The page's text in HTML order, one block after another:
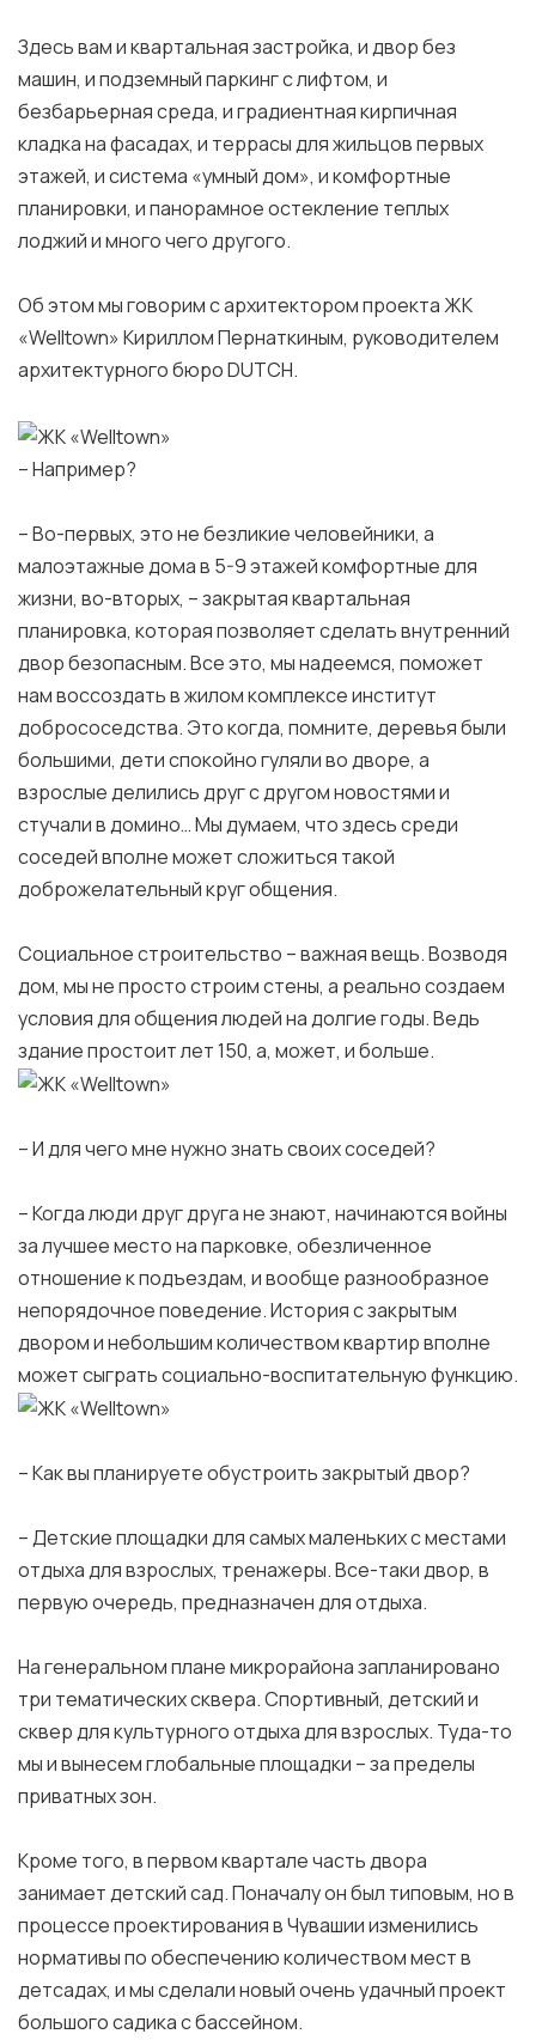
Здесь вам и квартальная застройка, и двор без
машин, и подземный паркинг с лифтом, и
безбарьерная среда, и градиентная кирпичная
кладка на фасадах, и террасы для жильцов первых
этажей, и система «умный дом», и комфортные
планировки, и панорамное остекление теплых
лоджий и много чего другого.
Об этом мы говорим с архитектором проекта ЖК
«Welltown» Кириллом Пернаткиным, руководителем
архитектурного бюро DUTCH.
– Например?
– Во-первых, это не безликие человейники, а
малоэтажные дома в 5-9 этажей комфортные для
жизни, во-вторых, – закрытая квартальная
планировка, которая позволяет сделать внутренний
двор безопасным. Все это, мы надеемся, поможет
нам воссоздать в жилом комплексе институт
добрососедства. Это когда, помните, деревья были
большими, дети спокойно гуляли во дворе, а
взрослые делились друг с другом новостями и
стучали в домино… Мы думаем, что здесь среди
соседей вполне может сложиться такой
доброжелательный круг общения.
Социальное строительство – важная вещь. Возводя
дом, мы не просто строим стены, а реально создаем
условия для общения людей на долгие годы. Ведь
здание простоит лет 150, а, может, и больше.
– И для чего мне нужно знать своих соседей?
– Когда люди друг друга не знают, начинаются войны
за лучшее место на парковке, обезличенное
отношение к подъездам, и вообще разнообразное
непорядочное поведение. История с закрытым
двором и небольшим количеством квартир вполне
может сыграть социально-воспитательную функцию.
– Как вы планируете обустроить закрытый двор?
– Детские площадки для самых маленьких с местами
отдыха для взрослых, тренажеры. Все-таки двор, в
первую очередь, предназначен для отдыха.
На генеральном плане микрорайона запланировано
три тематических сквера. Спортивный, детский и
сквер для культурного отдыха для взрослых. Туда-то
мы и вынесем глобальные площадки – за пределы
приватных зон.
Кроме того, в первом квартале часть двора
занимает детский сад. Поначалу он был типовым, но в
процессе проектирования в Чувашии изменились
нормативы по обеспечению количеством мест в
детсадах, и мы сделали новый очень удачный проект
большого садика с бассейном.